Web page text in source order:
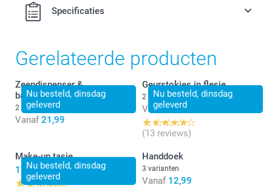
Specificaties
Gerelateerde producten
Nu besteld, dinsdag
geleverd
Zeepdispenser &
badkamerset
2 varianten
Vanaf 21,99
Nu besteld, dinsdag
geleverd
Geurstokjes in flesje
2 varianten
Vanaf 20,99
(13 reviews)
Nu besteld, dinsdag
geleverd
Make-up tasje
17,99
Handdoek
3 varianten
Vanaf 12,99